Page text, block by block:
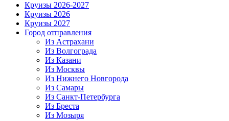
Круизы 2026-2027
Круизы 2026
Круизы 2027
Город отправления
Из Астрахани
Из Волгограда
Из Казани
Из Москвы
Из Нижнего Новгорода
Из Самары
Из Санкт-Петербурга
Из Бреста
Из Мозыря